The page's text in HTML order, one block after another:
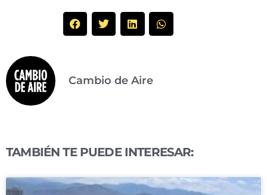
Cambio de Aire
TAMBIÉN TE PUEDE INTERESAR: